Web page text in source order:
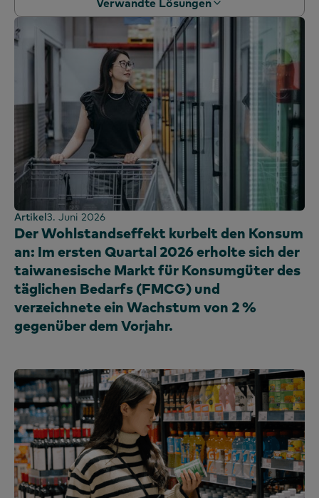
Lateinamerika
Naher Osten
Nordamerika
Bangladesch
Bolivien
Brasilien
Mittelamerika
Chile
Kolumbien
Dominikanische Republik
Ecuador
Ägypten
Äthiopien
Frankreich
Ghana
Weltweit
Indien
Indonesien
Irland
Korea
Festlandchina (CN)
Festlandchina (EN)
Malaysia
Mexiko
Marokko
Französisch
Koreanisch
Portugiesisch
Spanisch
Schönheits-Panel
Mode-Panel
Benzin-Panel
Panel kaufen
Verpflichtet
Technik & Unterhaltung
Verwendungspanel
Verwandte Lösungen
Verhaltensanalytik
Marketing-Effektivität
PanelVoice-Umfrage
Segmentierung
Artikel3. Juni 2026
Der Wohlstandseffekt kurbelt den Konsum
an: Im ersten Quartal 2026 erholte sich der
taiwanesische Markt für Konsumgüter des
täglichen Bedarfs (FMCG) und
verzeichnete ein Wachstum von 2 %
gegenüber dem Vorjahr.